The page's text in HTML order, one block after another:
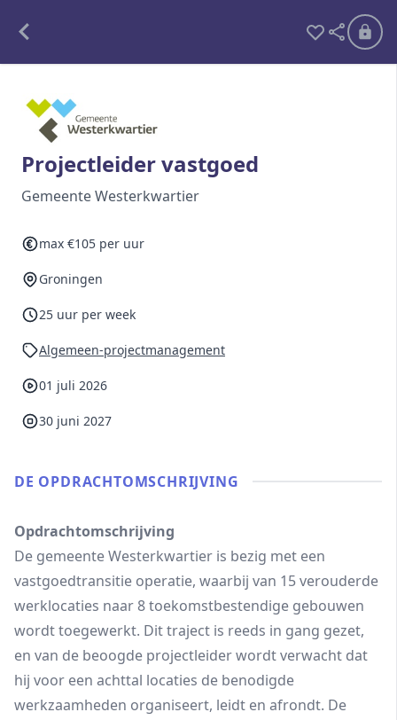
Detachering
Interim opdrachten statistiek
Projectleider vastgoed
Gemeente Westerkwartier
max €105 per uur
Groningen
25 uur per week
Algemeen-projectmanagement
01 juli 2026
30 juni 2027
DE OPDRACHT­OMSCHRIJVING
Opdrachtomschrijving
De gemeente Westerkwartier is bezig met een
vastgoedtransitie operatie, waarbij van 15 verouderde
werklocaties naar 8 toekomstbestendige gebouwen
wordt toegewerkt. Dit traject is reeds in gang gezet,
en van de beoogde projectleider wordt verwacht dat
hij voor een achttal locaties de benodigde
werkzaamheden organiseert, leidt en afrondt. De